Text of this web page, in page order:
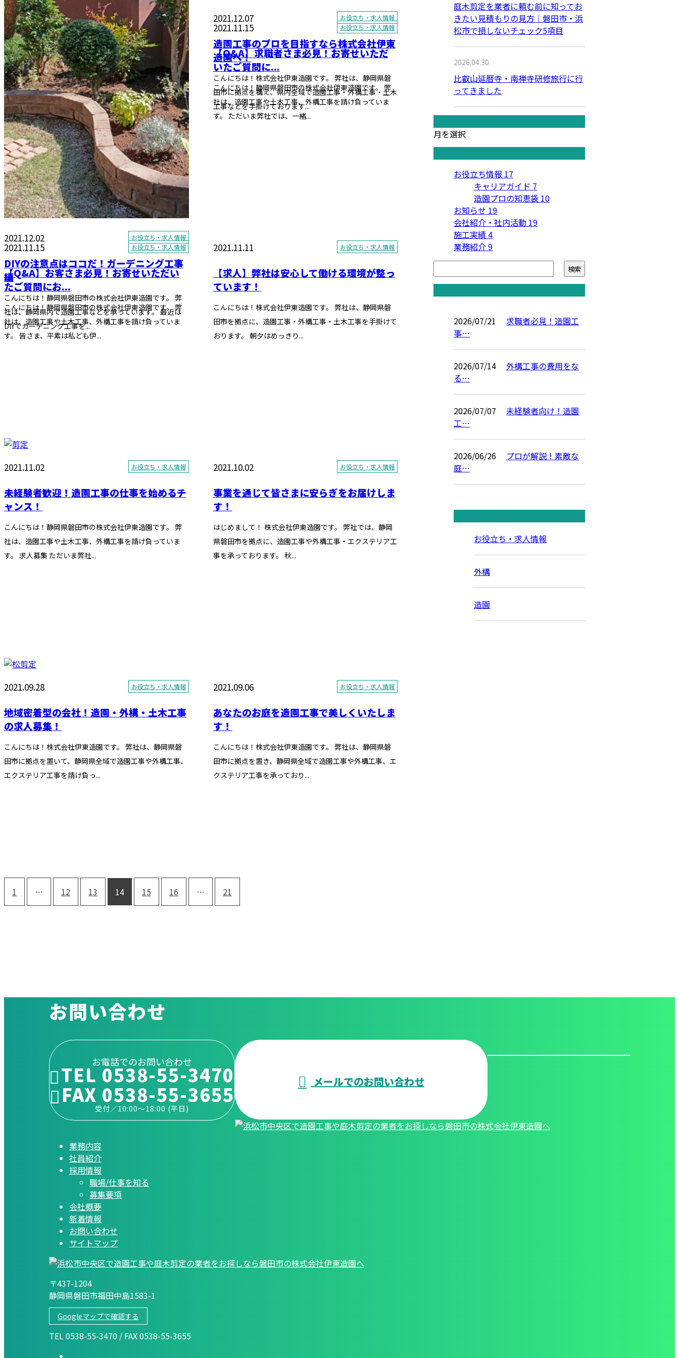
2021.12.07 お役立ち・求人情報
造園工事のプロを目指すなら株式会社伊東
造園へ！
こんにちは！株式会社伊東造園です。 弊社は、静岡県磐
田市に拠点を構え、県内全域で造園工事・外構工事・土木
工事などを手掛けております...
2021.12.02 お役立ち・求人情報
DIYの注意点はココだ！ガーデニング工事
編
こんにちは！静岡県磐田市の株式会社伊東造園です。 弊
社は、静岡県内で造園工事などを承っています。 最近は
DIYでガーデニング工事を...
2021.11.15 お役立ち・求人情報
【Q&A】求職者さま必見！お寄せいただ
いたご質問に...
こんにちは！静岡県磐田市の株式会社伊東造園です。 弊
社は、造園工事や土木工事、外構工事を請け負っていま
す。 ただいま弊社では、一緒...
2021.11.15 お役立ち・求人情報
【Q&A】お客さま必見！お寄せいただい
たご質問にお...
こんにちは！静岡県磐田市の株式会社伊東造園です。 弊
社は、造園工事や土木工事、外構工事を請け負っていま
す。 皆さま、平素は私ども伊...
2021.11.11 お役立ち・求人情報
【求人】弊社は安心して働ける環境が整っ
ています！
こんにちは！株式会社伊東造園です。 弊社は、静岡県磐
田市を拠点に、造園工事・外構工事・土木工事を手掛けて
おります。 朝夕はめっきり...
2021.11.02 お役立ち・求人情報
未経験者歓迎！造園工事の仕事を始めるチ
ャンス！
こんにちは！静岡県磐田市の株式会社伊東造園です。 弊
社は、造園工事や土木工事、外構工事を請け負っていま
す。 求人募集 ただいま弊社...
2021.10.02 お役立ち・求人情報
事業を通じて皆さまに安らぎをお届けしま
す！
はじめまして！ 株式会社伊東造園です。 弊社では、静岡
県磐田市を拠点に、造園工事や外構工事・エクステリア工
事を承っております。 秋...
2021.09.28 お役立ち・求人情報
地域密着型の会社！造園・外構・土木工事
の求人募集！
こんにちは！株式会社伊東造園です。 弊社は、静岡県磐
田市に拠点を置いて、静岡県全域で造園工事や外構工事、
エクステリア工事を請け負っ...
2021.09.06 お役立ち・求人情報
あなたのお庭を造園工事で美しくいたしま
す！
こんにちは！株式会社伊東造園です。 弊社は、静岡県磐
田市に拠点を置き、静岡県全域で造園工事や外構工事、エ
クステリア工事を承っており...
1 … 12 13 14 15 16 … 21
庭木剪定を業者に頼む前に知ってお
きたい見積もりの見方｜磐田市・浜
松市で損しないチェック5項目
2026.04.30
比叡山延暦寺・南禅寺研修旅行に行
ってきました
月を選択
お役立ち情報 17
キャリアガイド 7
造園プロの知恵袋 10
お知らせ 19
会社紹介・社内活動 19
施工実績4
業務紹介9
2026/07/21
求職者必見！造園工
事…
2026/07/14
外構工事の費用をな
る…
2026/07/07
未経験者向け！造園
工…
2026/06/26
プロが解説！素敵な
庭…
お役立ち・求人情報
外構
造園
お問い合わせ
お電話でのお問い合わせ
TEL 0538-55-3470
FAX 0538-55-3655
受付／10:00～18:00 (平日)
メールでのお問い合わせ
業務内容
社員紹介
採用情報
職場/仕事を知る
募集要項
会社概要
新着情報
お問い合わせ
サイトマップ
〒437-1204
静岡県磐田市福田中島1583-1
Googleマップで確認する
TEL 0538-55-3470 / FAX 0538-55-3655